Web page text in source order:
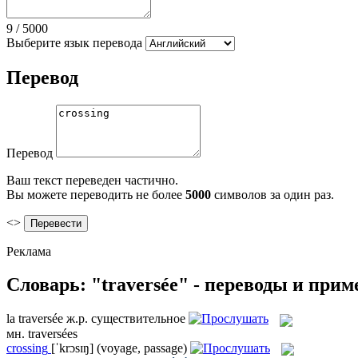
9 / 5000
Выберите язык перевода
Перевод
Перевод
Ваш текст переведен частично.
Вы можете переводить не более 5000 символов за один раз.
<>
Реклама
Словарь: "traversée" - переводы и
la traversée ж.р. существительное
мн. traversées
crossing [ˈkrɔsɪŋ] (voyage, passage)